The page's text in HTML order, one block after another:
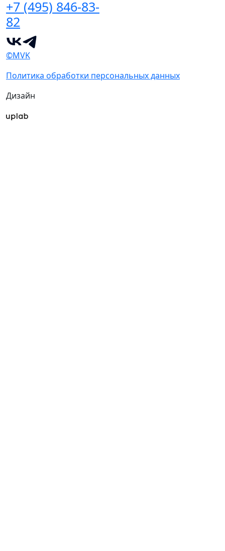
+7 (495) 846-83-
82
©MVK
Политика обработки персональных данных
Дизайн